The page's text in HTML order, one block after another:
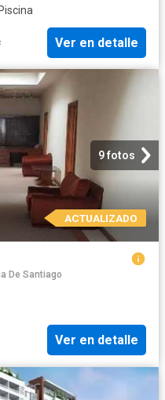
Piscina
Ver en detalle
9 fotos
ACTUALIZADO
De Santiago
Ver en detalle